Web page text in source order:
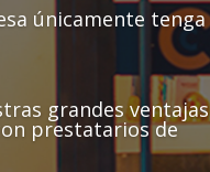
únicamente tenga
grandes ventajas
prestatarios de